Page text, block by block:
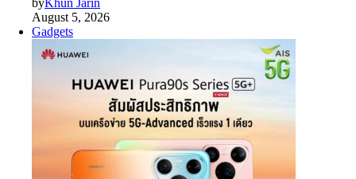
byKhun Jarin
August 5, 2026
Gadgets